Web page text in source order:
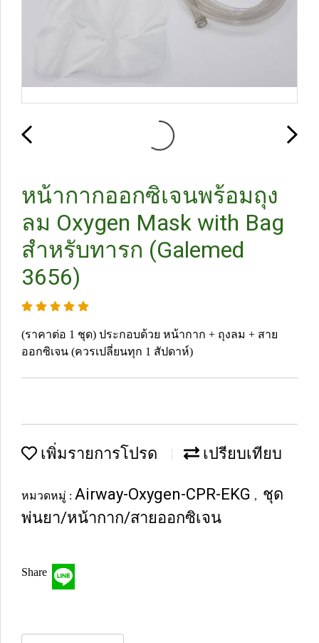
หน้ากากออกซิเจนพร้อมถุง
ลม Oxygen Mask with Bag
สำหรับทารก (Galemed
3656)
(ราคาต่อ 1 ชุด) ประกอบด้วย หน้ากาก + ถุงลม + สาย
ออกซิเจน (ควรเปลี่ยนทุก 1 สัปดาห์)
เพิ่มรายการโปรด เปรียบเทียบ
หมวดหมู่ : Airway-Oxygen-CPR-EKG , ชุด
พ่นยา/หน้ากาก/สายออกซิเจน
Share